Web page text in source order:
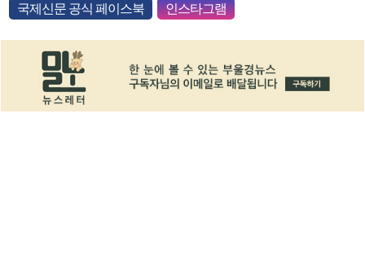
국제신문 공식 페이스북 인스타그램